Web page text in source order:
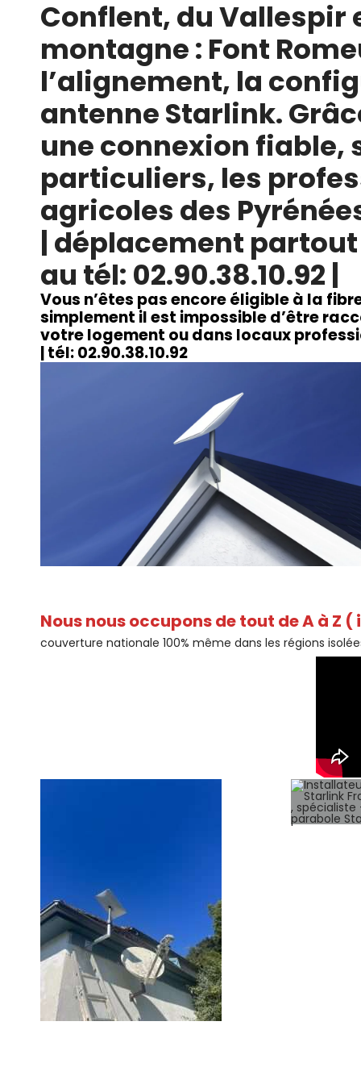
Conflent, du Vallespir
montagne : Font
l’alignement, la
antenne Starlink.
une connexion fiable,
particuliers, les
agricoles des
| déplacement
au tél: 02.90.38.10.92 |
Vous n’êtes pas encore éligible à la
simplement il est impossible d’être
votre logement ou dans locaux
| tél: 02.90.38.10.92
Nous nous occupons de tout de A à
couverture nationale 100% même dans les régions